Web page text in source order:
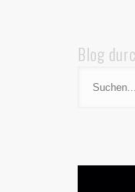
Blog